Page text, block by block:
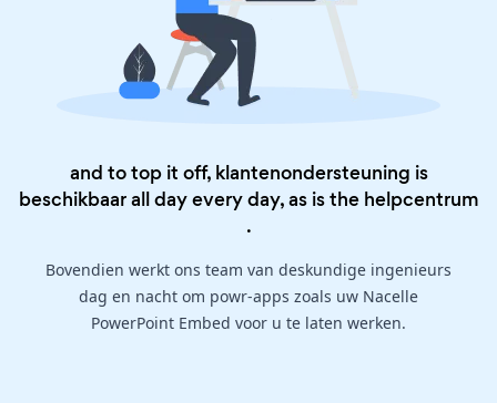
and to top it off, klantenondersteuning is
beschikbaar all day every day, as is the helpcentrum
.
Bovendien werkt ons team van deskundige ingenieurs
dag en nacht om powr-apps zoals uw Nacelle
PowerPoint Embed voor u te laten werken.